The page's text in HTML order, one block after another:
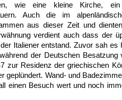
wie eine kleine Kirche, ein
Auch die im
aus dieser Zeit und
verdient auch dass der
Italiener entstand. Zuvor sah es
der Deutschen Besatzung
zur Residenz der griechischen
geplündert. Wand- und
einen Besuch wert und noch